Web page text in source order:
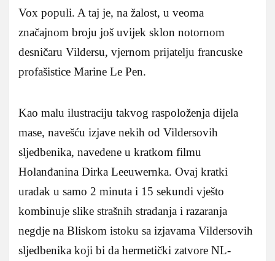
Vox populi. A taj je, na žalost, u veoma
značajnom broju još uvijek sklon notornom
desničaru Vildersu, vjernom prijatelju francuske
profašistice Marine Le Pen.
Kao malu ilustraciju takvog raspoloženja dijela
mase, navešću izjave nekih od Vildersovih
sljedbenika, navedene u kratkom filmu
Holanđanina Dirka Leeuwernka. Ovaj kratki
uradak u samo 2 minuta i 15 sekundi vješto
kombinuje slike strašnih stradanja i razaranja
negdje na Bliskom istoku sa izjavama Vildersovih
sljedbenika koji bi da hermetički zatvore NL-